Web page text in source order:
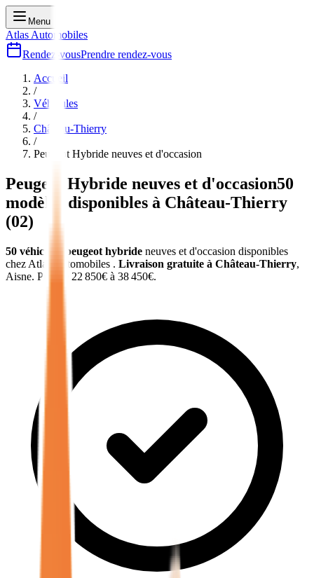
Menu
Atlas Automobiles
Rendez-vousPrendre rendez-vous
Accueil
/
Véhicules
/
Château-Thierry
/
Peugeot Hybride neuves et d'occasion
Peugeot Hybride neuves et d'occasion50
modèles disponibles à Château-Thierry
(02)
50 véhicules peugeot hybride neuves et d'occasion disponibles
chez Atlas Automobiles . Livraison gratuite à Château-Thierry,
Aisne. Prix de 22 850€ à 38 450€.